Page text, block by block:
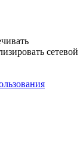
сетевой